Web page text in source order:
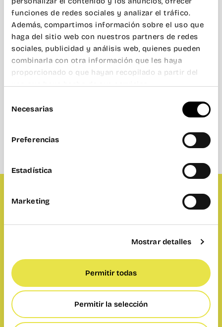
funciones de redes sociales y analizar el tráfico.
Además, compartimos información sobre el uso que
haga del sitio web con nuestros partners de redes
sociales, publicidad y análisis web, quienes pueden
combinarla con otra información que les haya
proporcionado o que hayan recopilado a partir del
uso que haya hecho de sus servicios.
deNecesarias
Preferencias
Estadística
Marketing
Mostrar detalles
Permitir todas
Permitir la selección
presentación cómo no vas a querer conocer
. Este mes en Wayco
We the Root,
vibraremos con la historia del fundador de
Fábrica de Hobbies, una comunidad
del móvil y más dedicado a tareas manuales. Te
esperamos en Wayco Cabanyal.
–Dónde:Wayco Cabanyal, Sala Ateneo